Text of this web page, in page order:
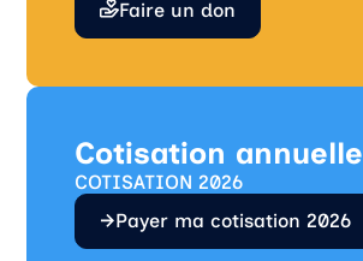
Faire un don
Cotisation annuelle
COTISATION 2026
Payer ma cotisation 2026